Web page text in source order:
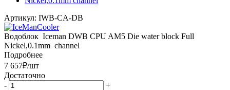
Артикул: IWB-CA-DB
Водоблок Iceman DWB CPU AM5 Die water block Full
Nickel,0.1mm channel
Подробнее
7 657₽/шт
Достаточно
-
+